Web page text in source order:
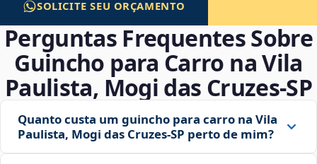
SOLICITE SEU ORÇAMENTO
Perguntas Frequentes Sobre
Guincho para Carro na Vila
Paulista, Mogi das Cruzes‑SP
Quanto custa um guincho para carro na Vila
Paulista, Mogi das Cruzes‑SP perto de mim?